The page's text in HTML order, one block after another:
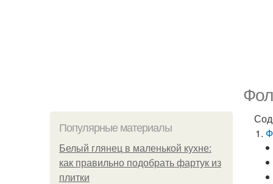
Популярные материалы
Белый глянец в маленькой кухне:
как правильно подобрать фартук из
плитки